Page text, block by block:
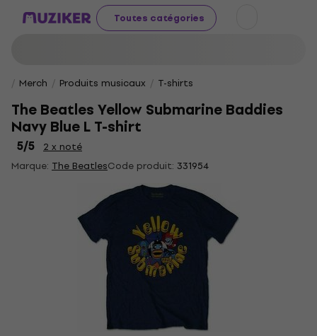
Toutes catégories
Merch Produits musicaux T-shirts
The Beatles Yellow Submarine Baddies
Navy Blue L T-shirt
5/5
2 x noté
Marque: The BeatlesCode produit: 331954